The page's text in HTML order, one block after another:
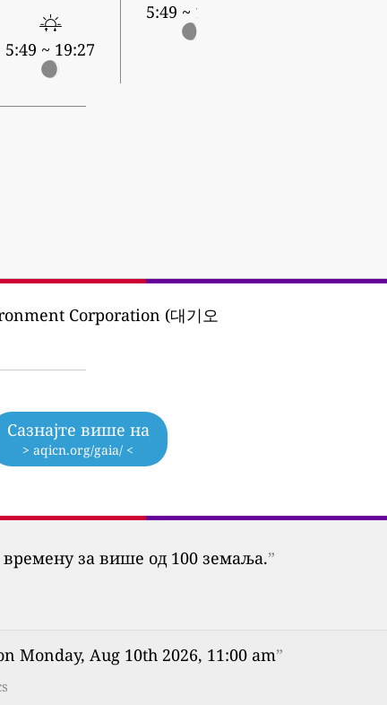
5:49 ~ 19:27
5:49 ~ 19:25
Corporation (대기오
Сазнајте више на
> aqicn.org/gaia/ <
времену за више од 100 земаља.”
Monday, Aug 10th 2026, 11:00 am”